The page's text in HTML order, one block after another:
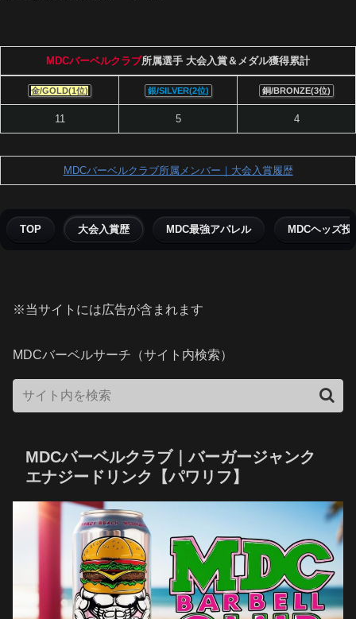
MDCバーベルクラブ所属選手 大会入賞＆メダル獲得累計
金/GOLD(1位) 銀/SILVER(2位) 銅/BRONZE(3位)
11 5 4
MDCバーベルクラブ所属メンバー｜大会入賞履歴
TOP 大会入賞歴 MDC最強アパレル MDCヘッズ投
※当サイトには広告が含まれます
MDCバーベルサーチ（サイト内検索）
MDCバーベルクラブ｜バーガージャンク
エナジードリンク【パワリフ】